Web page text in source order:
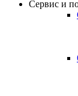
Сервис и